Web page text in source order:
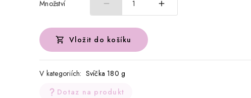
Množství 1
Vložit do košíku
V kategoriích: Svíčka 180 g
Dotaz na produkt